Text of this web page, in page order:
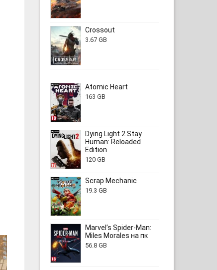
Crossout
3.67 GB
Atomic Heart
163 GB
Dying Light 2 Stay
Human: Reloaded
Edition
120 GB
Scrap Mechanic
19.3 GB
Marvel’s Spider-Man:
Miles Morales на пк
56.8 GB